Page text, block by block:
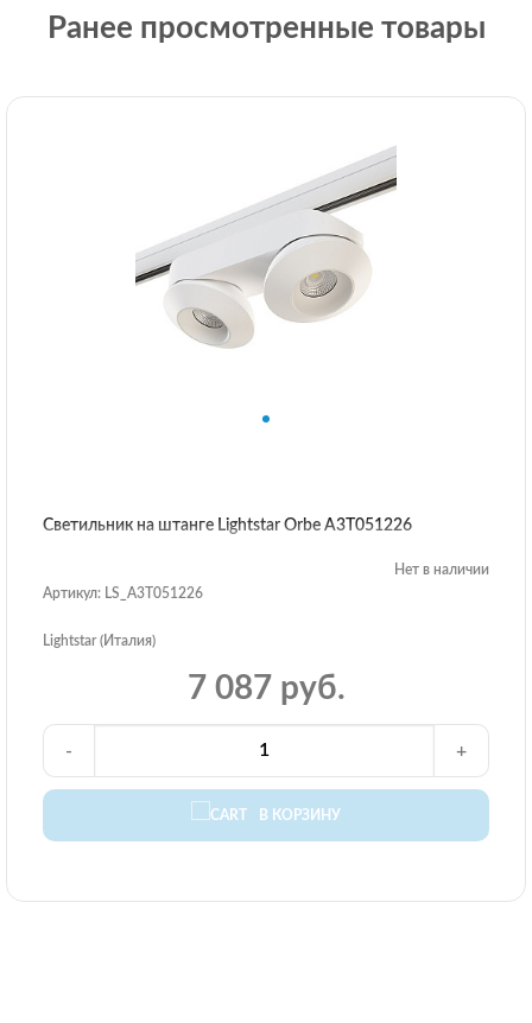
Ранее просмотренные товары
Светильник на штанге Lightstar Orbe A3T051226
Нет в наличии
Артикул: LS_A3T051226
Lightstar (Италия)
7 087 руб.
В КОРЗИНУ
- +